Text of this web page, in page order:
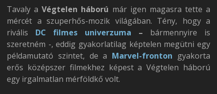
Tavaly aVégtelen háború már igen magasra tette a
mércét a szuperhős-mozik világában. Tény, hogy a
rivális DC filmes univerzuma – bármennyire is
szeretném -, eddig gyakorlatilag képtelen megütni egy
példamutató szintet, de a Marvel-fronton gyakorta
erős középszer filmekhez képest a Végtelen háború
egy irgalmatlan mérföldkő volt.